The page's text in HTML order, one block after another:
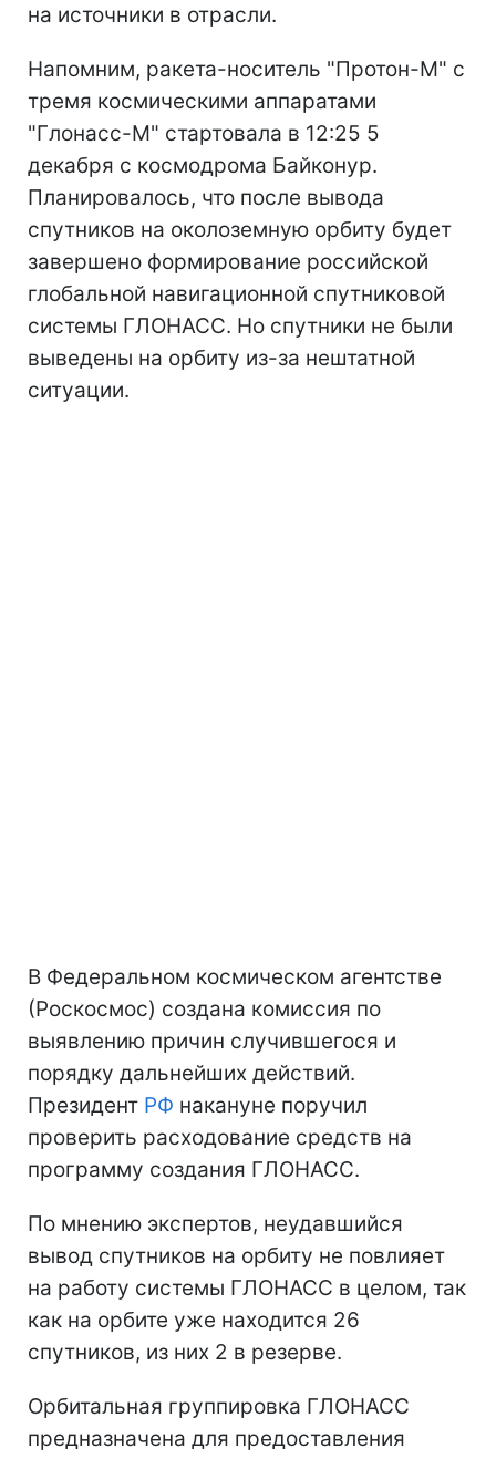
на источники в отрасли.
Напомним, ракета-носитель "Протон-М" с
тремя космическими аппаратами
"Глонасс-М" стартовала в 12:25 5
декабря с космодрома Байконур.
Планировалось, что после вывода
спутников на околоземную орбиту будет
завершено формирование российской
глобальной навигационной спутниковой
системы ГЛОНАСС. Но спутники не были
выведены на орбиту из-за нештатной
ситуации.
В Федеральном космическом агентстве
(Роскосмос) создана комиссия по
выявлению причин случившегося и
порядку дальнейших действий.
Президент РФ накануне поручил
проверить расходование средств на
программу создания ГЛОНАСС.
По мнению экспертов, неудавшийся
вывод спутников на орбиту не повлияет
на работу системы ГЛОНАСС в целом, так
как на орбите уже находится 26
спутников, из них 2 в резерве.
Орбитальная группировка ГЛОНАСС
предназначена для предоставления